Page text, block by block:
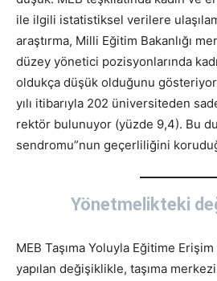
ile ilgili istatistiksel verilere
araştırma, Milli Eğitim Bakanlığı
düzey yönetici pozisyonlarında
oldukça düşük olduğunu
yılı itibarıyla 202 üniversiteden
rektör bulunuyor (yüzde 9,4). Bu
sendromu”nun geçerliliğini
Yönetmelikteki
MEB Taşıma Yoluyla Eğitime
yapılan değişiklikle, taşıma